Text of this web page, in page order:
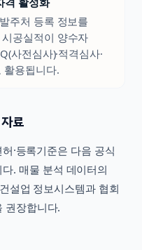
주처 등록 정보를
공실적이 양수자
사전심사)·적격심사·
활용됩니다.
료
·등록기준은 다음 공식
. 매물 분석 데이터의
설업 정보시스템과 협회
권장합니다.